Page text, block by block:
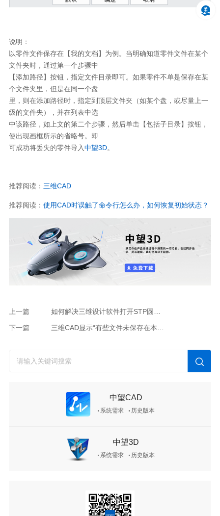
说明：
以零件文件保存在【我的文档】为例。当明确知道零件文件在某个
文件夹时，通过第一个步骤中
【添加路径】按钮，指定文件目录即可。如果零件不单是保存在某
个文件夹里，但是在同一个盘
里，则在添加路径时，指定到顶层文件夹（如某个盘，或尽量上一
级的文件夹），并在列表中选
中该路径，如上文的第二个步骤，然后单击【包括子目录】按钮，
使出现画框所示的省略号。即
可成功将丢失的零件导入中望3D。
推荐阅读： 三维CAD
推荐阅读： 使用CAD时误触了命令行怎么办，如何恢复初始状态？
上一篇
下一篇
中望CAD
系统需求 历史版本
中望3D
系统需求 历史版本